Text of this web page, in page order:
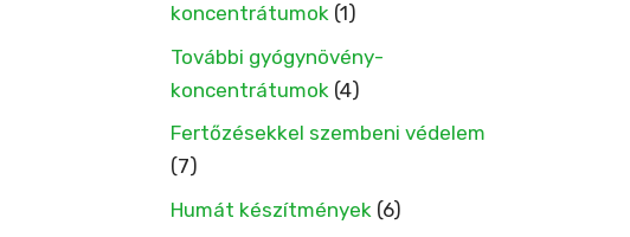
koncentrátumok (1)
További gyógynövény-
koncentrátumok (4)
Fertőzésekkel szembeni védelem
(7)
Humát készítmények (6)